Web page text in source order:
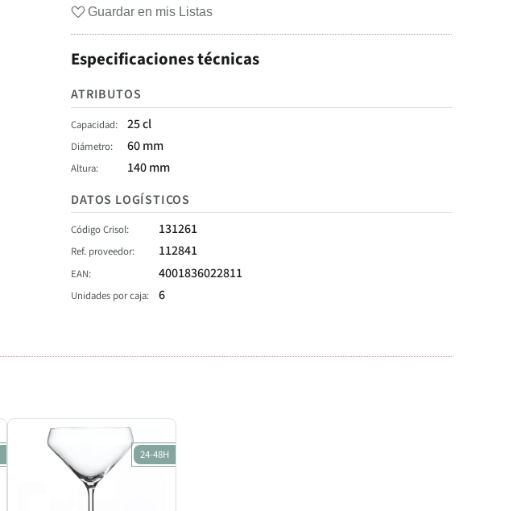
Guardar en mis Listas
Especificaciones técnicas
ATRIBUTOS
Capacidad 25 cl
Diámetro 60 mm
Altura
140 mm
DATOS LOGÍSTICOS
Código Crisol 131261
Ref. proveedor 112841
EAN 4001836022811
Unidades por caja 6
24-48H